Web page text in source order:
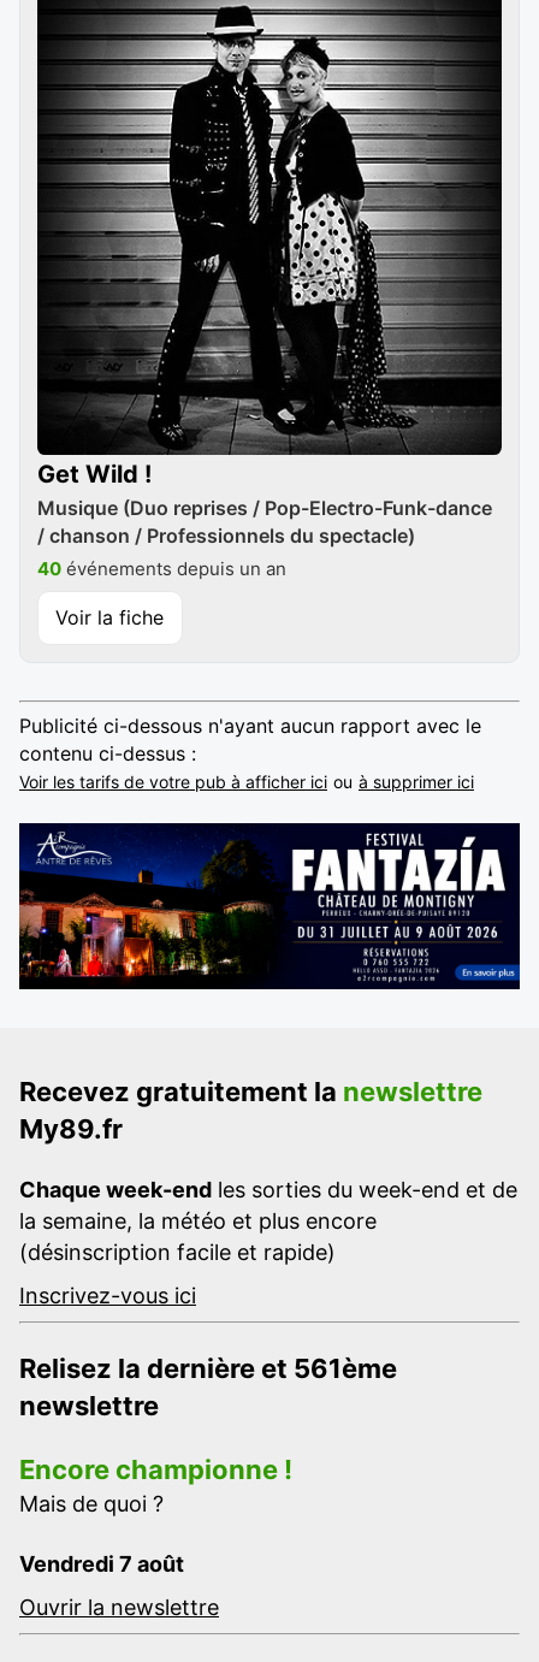
Get Wild !
Musique (Duo reprises / Pop-Electro-Funk-dance
/ chanson / Professionnels du spectacle)
40 événements depuis un an
Voir la fiche
Publicité ci-dessous n'ayant aucun rapport avec le
contenu ci-dessus :
Voir les tarifs de votre pub à afficher ici ou à supprimer ici
Recevez gratuitement la newslettre
My89.fr
Chaque week-end les sorties du week-end et de
la semaine, la météo et plus encore
(désinscription facile et rapide)
Inscrivez-vous ici
Relisez la dernière et 561ème
newslettre
Encore championne !
Mais de quoi ?
Vendredi 7 août
Ouvrir la newslettre